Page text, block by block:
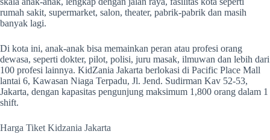
rumah sakit, supermarket, salon, theater, pabrik-pabrik dan masih
banyak lagi.
Di kota ini, anak-anak bisa memainkan peran atau profesi orang
dewasa, seperti dokter, pilot, polisi, juru masak, ilmuwan dan lebih dari
100 profesi lainnya. KidZania Jakarta berlokasi di Pacific Place Mall
lantai 6, Kawasan Niaga Terpadu, Jl. Jend. Sudirman Kav 52-53,
Jakarta, dengan kapasitas pengunjung maksimum 1,800 orang dalam 1
shift.
Harga Tiket Kidzania Jakarta